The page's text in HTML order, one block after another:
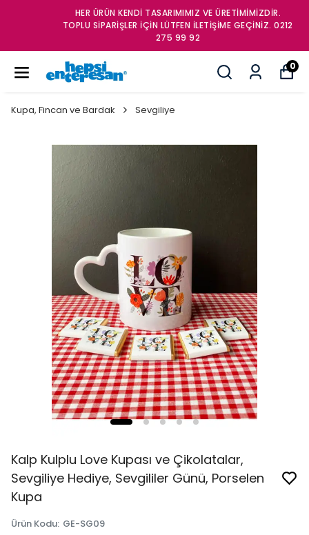
HER ÜRÜN KENDİ TASARIMIMIZ VE ÜRETİMİMİZDİR.
TOPLU SİPARİŞLER İÇİN LÜTFEN İLETİŞİME GEÇİNİZ. 0212
275 99 92
0
Kupa, Fincan ve Bardak Sevgiliye
Kalp Kulplu Love Kupası ve Çikolatalar,
Sevgiliye Hediye, Sevgililer Günü, Porselen
Kupa
Ürün Kodu: GE-SG09